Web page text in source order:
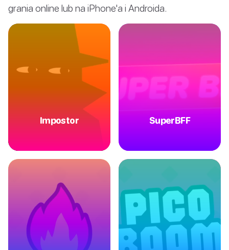
grania online lub na iPhone'a i Androida.
Impostor SuperBFF